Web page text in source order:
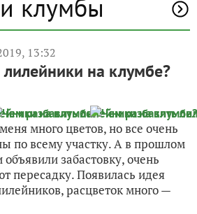
клумбы
13:32
на клумбе?
много цветов, но все очень
по всему участку. А в прошлом
забастовку, очень
пересадку. Появилась идея
расцветок много —